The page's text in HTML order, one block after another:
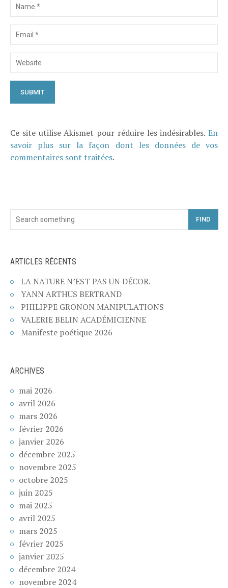
Ce site utilise Akismet pour réduire les indésirables. En
savoir plus sur la façon dont les données de vos
commentaires sont traitées.
FIND
ARTICLES RÉCENTS
LA NATURE N’EST PAS UN DÉCOR.
YANN ARTHUS BERTRAND
PHILIPPE GRONON MANIPULATIONS
VALERIE BELIN ACADÉMICIENNE
Manifeste poétique 2026
ARCHIVES
mai 2026
avril 2026
mars 2026
février 2026
janvier 2026
décembre 2025
novembre 2025
octobre 2025
juin 2025
mai 2025
avril 2025
mars 2025
février 2025
janvier 2025
décembre 2024
novembre 2024